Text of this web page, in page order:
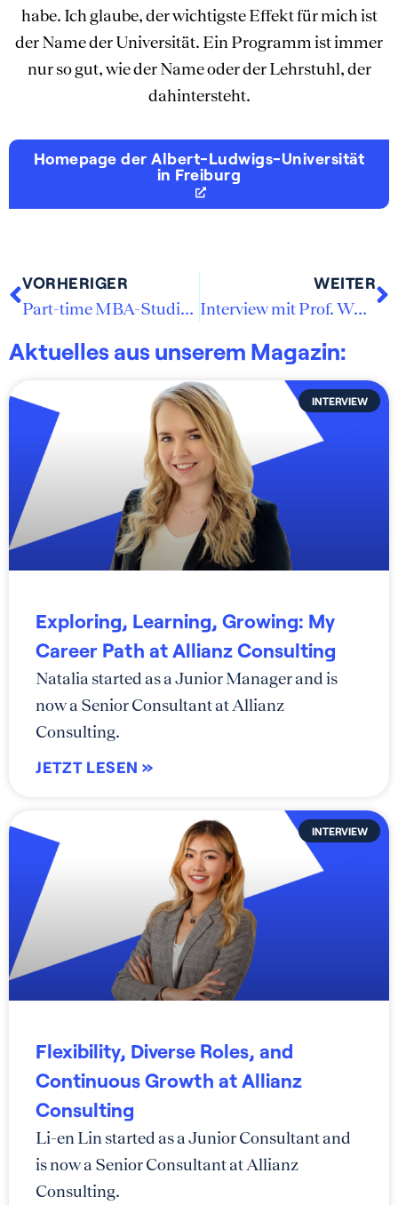
habe. Ich glaube, der wichtigste Effekt für mich ist
der Name der Universität. Ein Programm ist immer
nur so gut, wie der Name oder der Lehrstuhl, der
dahintersteht.
Homepage der Albert-Ludwigs-Universität
in Freiburg
VORHERIGER
Part-time MBA-Studium Hochschule Darmstadt
WEITER
Interview mit Prof. Wulf, MBA-Leiter der HHL
Aktuelles aus unserem Magazin:
INTERVIEW
Exploring, Learning, Growing: My
Career Path at Allianz Consulting
Natalia started as a Junior Manager and is
now a Senior Consultant at Allianz
Consulting.
JETZT LESEN »
INTERVIEW
Flexibility, Diverse Roles, and
Continuous Growth at Allianz
Consulting
Li-en Lin started as a Junior Consultant and
is now a Senior Consultant at Allianz
Consulting.